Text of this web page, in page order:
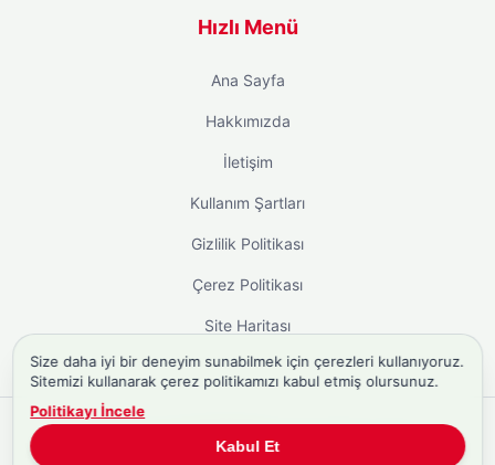
Hızlı Menü
Ana Sayfa
Hakkımızda
İletişim
Kullanım Şartları
Gizlilik Politikası
Çerez Politikası
Site Haritası
Türkiye'ninBiyografi Sitesi
Size daha iyi bir deneyim sunabilmek için çerezleri kullanıyoruz.
Sitemizi kullanarak çerez politikamızı kabul etmiş olursunuz.
Politikayı İncele
Kabul Et